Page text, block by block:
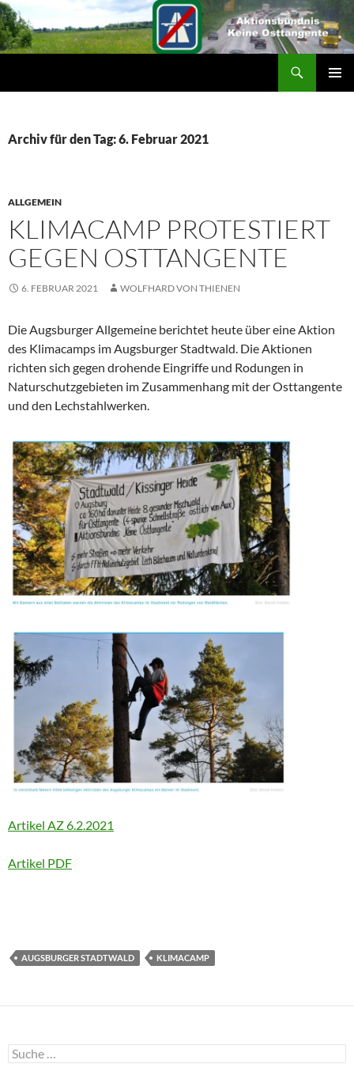
Archiv für den Tag: 6. Februar 2021
ALLGEMEIN
KLIMACAMP PROTESTIERT
GEGEN OSTTANGENTE
6. FEBRUAR 2021 WOLFHARD VON THIENEN
Die Augsburger Allgemeine berichtet heute über eine Aktion
des Klimacamps im Augsburger Stadtwald. Die Aktionen
richten sich gegen drohende Eingriffe und Rodungen in
Naturschutzgebieten im Zusammenhang mit der Osttangente
und den Lechstahlwerken.
Artikel AZ 6.2.2021
Artikel PDF
AUGSBURGER STADTWALD KLIMACAMP
Suche
nach: